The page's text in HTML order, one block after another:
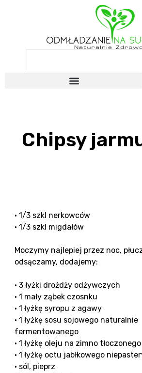
Chipsy
• 1/3 szkl nerkowców
• 1/3 szkl migdałów
Moczymy najlepiej przez noc,
odsączamy, dodajemy:
• 3 łyżki drożdży odżywczych
• 1 mały ząbek czosnku
• 1 łyżkę syropu z agawy
• 1 łyżkę sosu sojowego naturalnie
fermentowanego
• 1 łyżkę oleju na zimno tłoczonego
• 1 łyżkę octu jabłkowego
• sól, pieprz